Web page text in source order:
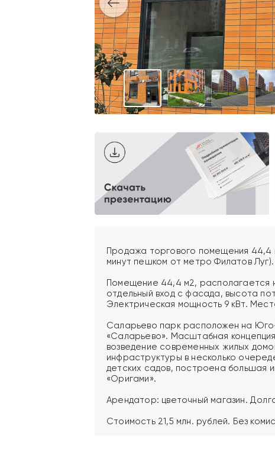
Продажа торгового помещения 44,4
минут пешком от метро Филатов Луг).
Помещение 44,4 м2, располагается
отдельный вход с фасада, высота
Электрическая мощность 9 кВт.
Саларьево парк расположен на
«Саларьево». Масштабная
возведение современных жилых
инфраструктуры в несколько
детских садов, построена большая
«Оригами».
Арендатор: цветочный магазин.
Стоимость 21,5 млн. рублей. Без